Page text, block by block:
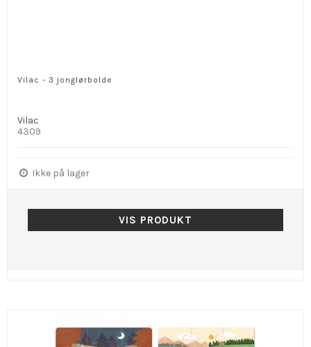
Vilac - 3 jonglørbolde
Vilac
4309
Ikke på lager
VIS PRODUKT